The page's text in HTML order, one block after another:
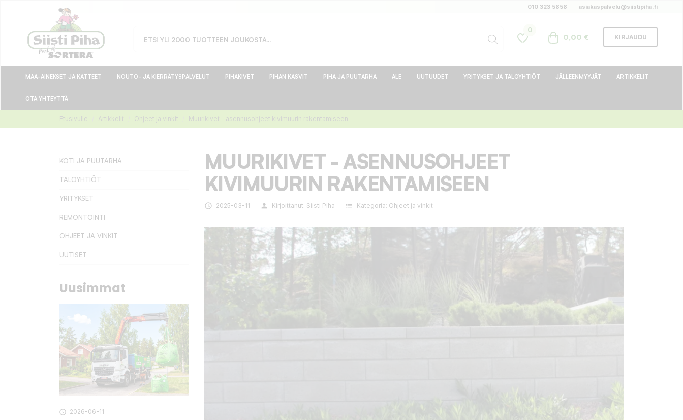
010 323 5858 asiakaspalvelu@siistipiha.fi
0
0,00 € KIRJAUDU
MAA-AINEKSET JA KATTEET NOUTO- JA KIERRÄTYSPALVELUT PIHAKIVET PIHAN KASVIT PIHA JA PUUTARHA ALE UUTUUDET YRITYKSET JA TALOYHTIÖT JÄLLEENMYYJÄT ARTIKKELIT
OTA YHTEYTTÄ
Etusivulle Artikkelit Ohjeet ja vinkit Muurikivet - asennusohjeet kivimuurin rakentamiseen
KOTI JA PUUTARHA
TALOYHTIÖT
YRITYKSET
REMONTOINTI
OHJEET JA VINKIT
UUTISET
Uusimmat
 2026-06-11
MUURIKIVET - ASENNUSOHJEET
KIVIMUURIN RAKENTAMISEEN
 2025-03-11 person Kirjoittanut: Siisti Piha list Kategoria: Ohjeet ja vinkit